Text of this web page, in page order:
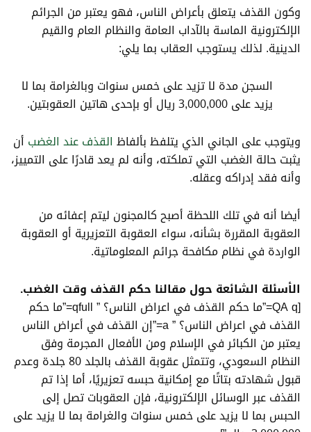
وكون القذف يتعلق بأعراض الناس، فهو يعتبر من الجرائم
الإلكترونية الماسة بالآداب العامة والنظام العام والقيم
الدينية. لذلك يستوجب العقاب بما يلي:
السجن مدة لا تزيد على خمس سنوات وبالغرامة بما لا
يزيد على 3,000,000 ريال أو بإحدى هاتين العقوبتين.
ويتوجب على الجاني الذي يتلفظ بألفاظ القذف عند الغضب أن
يثبت حالة الغضب التي تملكته، وأنه لم يعد قادرًا على التمييز،
وأنه فقد إدراكه وعقله.
أيضا أنه في تلك اللحظة أصبح كالمجنون ليتم إعفائه من
العقوبة المقررة بشأنه، سواء العقوبة التعزيرية أو العقوبة
الواردة في نظام مكافحة جرائم المعلوماتية.
الأسئلة الشائعة حول مقالنا حكم القذف وقت الغضب.
[QA q=”ما حكم القذف في اعراض الناس؟ ” qfull=”ما حكم
القذف في اعراض الناس؟ ” a=”إن القذف في أعراض الناس
يعتبر من الكبائر في الإسلام ومن الأفعال المجرمة وفق
النظام السعودي، وتتمثل عقوبة القذف بالجلد 80 جلدة وعدم
قبول شهادته بتاتًا مع إمكانية حبسه تعزيريًا، أما إذا تم
القذف عبر الوسائل الإلكترونية، فإن العقوبات تصل إلى
الحبس بما لا يزيد على خمس سنوات والغرامة بما لا يزيد على